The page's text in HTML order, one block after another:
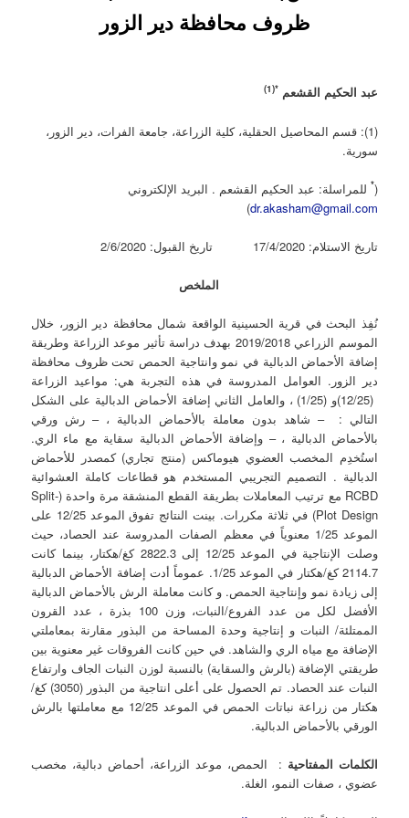
ظروف محافظة دير الزور
عبد الحكيم القشعم*(
1
)
(1): قسم المحاصيل الحقلية، كلية الزراعة، جامعة الفرات، دير الزور،
سورية.
(
* للمراسلة: عبد الحكيم القشعم . البريد الإلكتروني
dr.akasham@gmail.com
)
تاريخ الاستلام: 17/4/2020 تاريخ القبول: 2/6/2020
الملخص
نُفِذ البحث في قرية الحسينية الواقعة شمال محافظة دير الزور، خلال
الموسم الزراعي 2019/2018 بهدف دراسة تأثير موعد الزراعة وطريقة
إضافة الأحماض الدبالية في نمو وانتاجية الحمص تحت ظروف محافظة
دير الزور. العوامل المدروسة في هذه التجربة هي: مواعيد الزراعة
(12/25)و (1/25) ، والعامل الثاني إضافة الأحماض الدبالية على الشكل
التالي : – شاهد بدون معاملة بالأحماض الدبالية ، – رش ورقي
بالأحماض الدبالية ، – وإضافة الأحماض الدبالية سقاية مع ماء الري.
استُخدِم المخصب العضوي هيوماكس (منتج تجاري) كمصدر للأحماض
الدبالية . التصميم التجريبي المستخدم هو قطاعات كاملة العشوائية
RCBD مع ترتيب المعاملات بطريقة القطع المنشقة مرة واحدة (Split-
Plot Design) في ثلاثة مكررات. بينت النتائج تفوق الموعد 12/25 على
الموعد 1/25 معنوياً في معظم الصفات المدروسة عند الحصاد، حيث
وصلت الإنتاجية في الموعد 12/25 إلى 2822.3 كغ/هكتار، بينما كانت
2114.7 كغ/هكتار في الموعد 1/25. عموماً أدت إضافة الأحماض الدبالية
إلى زيادة نمو وإنتاجية الحمص. و كانت معاملة الرش بالأحماض الدبالية
الأفضل لكل من عدد الفروع/النبات، وزن 100 بذرة ، عدد القرون
الممتلئة/ النبات و إنتاجية وحدة المساحة من البذور مقارنة بمعاملتي
الإضافة مع مياه الري والشاهد. في حين كانت الفروقات غير معنوية بين
طريقتي الإضافة (بالرش والسقاية) بالنسبة لوزن النبات الجاف وارتفاع
النبات عند الحصاد. تم الحصول على أعلى انتاجية من البذور (3050) كغ/
هكتار من زراعة نباتات الحمص في الموعد 12/25 مع معاملتها بالرش
الورقي بالأحماض الدبالية.
الكلمات المفتاحية : الحمص، موعد الزراعة، أحماض دبالية، مخصب
عضوي ، صفات النمو، الغلة.